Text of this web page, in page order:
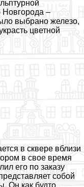
Новгорода –
выбрано железо,
цветной
в сквере вблизи
в свое время
его по заказу
собой